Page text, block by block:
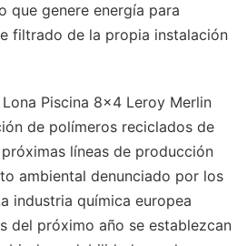
que genere energía para
filtrado de la propia instalación
Piscina 8x4 Leroy Merlin
de polímeros reciclados de
líneas de producción
ambiental denunciado por los
industria química europea
del próximo año se establezcan